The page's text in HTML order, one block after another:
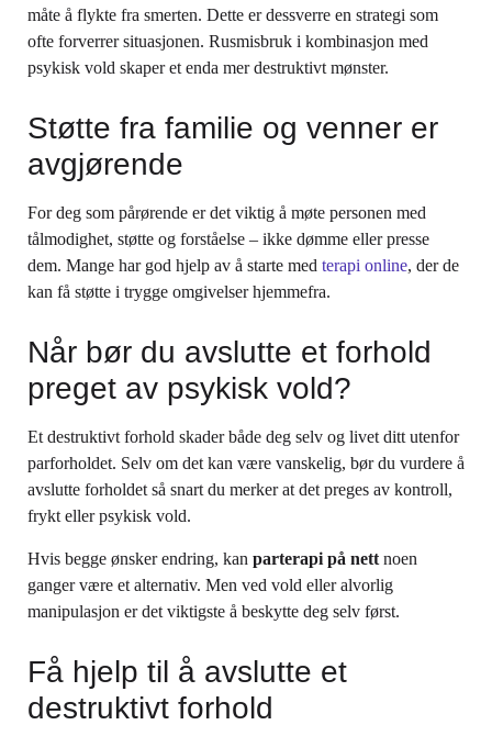
måte å flykte fra smerten. Dette er dessverre en strategi som
ofte forverrer situasjonen. Rusmisbruk i kombinasjon med
psykisk vold skaper et enda mer destruktivt mønster.
Støtte fra familie og venner er
avgjørende
For deg som pårørende er det viktig å møte personen med
tålmodighet, støtte og forståelse – ikke dømme eller presse
dem. Mange har god hjelp av å starte med terapi online, der de
kan få støtte i trygge omgivelser hjemmefra.
Når bør du avslutte et forhold
preget av psykisk vold?
Et destruktivt forhold skader både deg selv og livet ditt utenfor
parforholdet. Selv om det kan være vanskelig, bør du vurdere å
avslutte forholdet så snart du merker at det preges av kontroll,
frykt eller psykisk vold.
Hvis begge ønsker endring, kan parterapi på nett noen
ganger være et alternativ. Men ved vold eller alvorlig
manipulasjon er det viktigste å beskytte deg selv først.
Få hjelp til å avslutte et
destruktivt forhold